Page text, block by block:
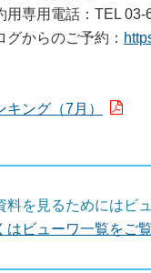
用電話：TEL 03-
からのご予約：
ング（7月）
料を見るためにはビ
はビューワ一覧をご